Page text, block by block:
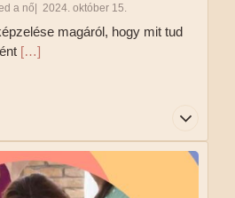
a nő 2024. október 15.
magáról, hogy mit tud
[…]
magáról, hogy mit